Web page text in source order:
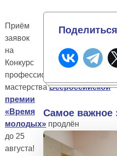
Приём
заявок
на
Конкурс
профессионального
мастерстваВсероссийской
премии
«Время
молодых» продлён
до 25
августа!
Самое важное